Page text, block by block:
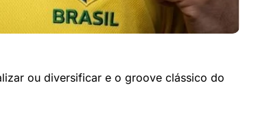
ou diversificar e o groove clássico do